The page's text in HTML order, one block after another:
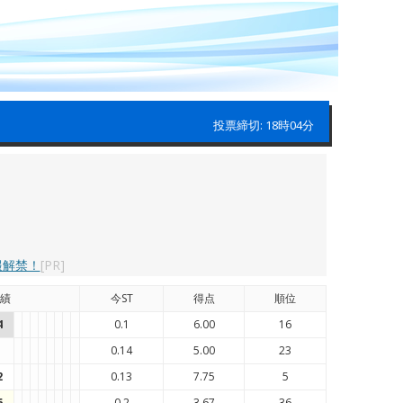
投票締切: 18時04分
禁！ [PR]
今ST 得点
順位
0.1 6.00
16
0.14 5.00
23
0.13 7.75
5